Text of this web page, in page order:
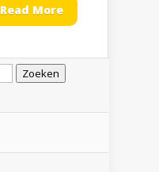
Read More